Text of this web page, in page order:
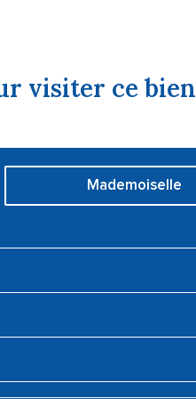
visiter ce bien
Mademoiselle